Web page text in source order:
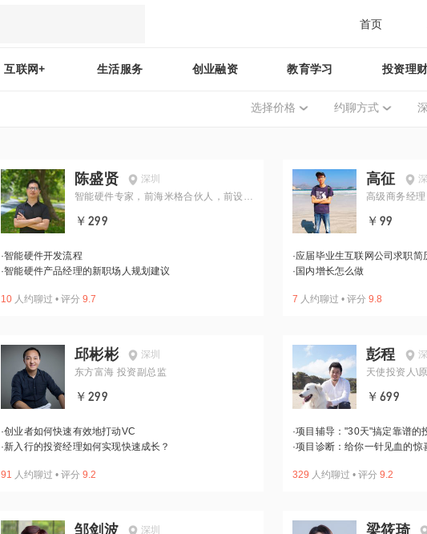
首页
互联网+ 生活服务 创业融资 教育学习 投资理财
选择价格 约聊方式
陈盛贤
深圳
智能硬件专家，前海米格合伙人，前设计
￥299
·智能硬件开发流程
·智能硬件产品经理的新职场人规划建议
10 人约聊过 • 评分 9.7
高征
高级商务经理
￥99
·应届毕业生互联网公司求职简
· 国内增长怎么做
7 人约聊过 • 评分 9.8
邱彬彬
深圳
东方富海 投资副总监
￥299
·创业者如何快速有效地打动VC
·新入行的投资经理如何实现快速成长？
91 人约聊过 • 评分 9.2
彭程
天使投资人\
￥699
·项目辅导："30天"搞定靠谱的
·项目诊断：给你一针见血的惊
329 人约聊过 • 评分 9.2
邹剑波
深圳
梁筱琦